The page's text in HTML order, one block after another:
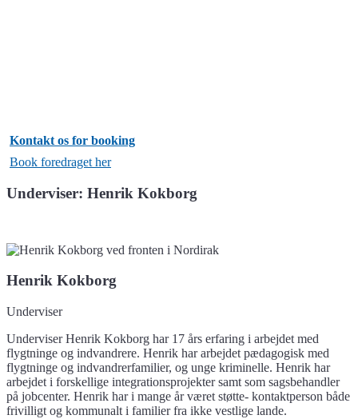
Kontakt os for booking
Book foredraget her
Underviser: Henrik Kokborg
Henrik Kokborg
Underviser
Underviser Henrik Kokborg har 17 års erfaring i arbejdet med
flygtninge og indvandrere. Henrik har arbejdet pædagogisk med
flygtninge og indvandrerfamilier, og unge kriminelle. Henrik har
arbejdet i forskellige integrationsprojekter samt som sagsbehandler
på jobcenter. Henrik har i mange år været støtte- kontaktperson både
frivilligt og kommunalt i familier fra ikke vestlige lande.